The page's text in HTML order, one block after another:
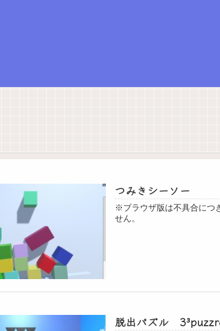
つみきシーソー
※ブラウザ版は不具合につ
せん。
脱出パズル